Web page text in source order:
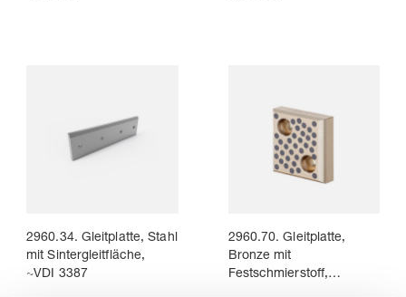
2960.34. Gleitplatte, Stahl
mit Sintergleitfläche,
~VDI 3387
2960.70. Gleitplatte,
Bronze mit
Festschmierstoff,